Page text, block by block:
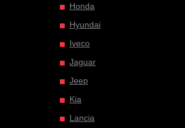
Honda
Hyundai
Iveco
Jaguar
Jeep
Kia
Lancia